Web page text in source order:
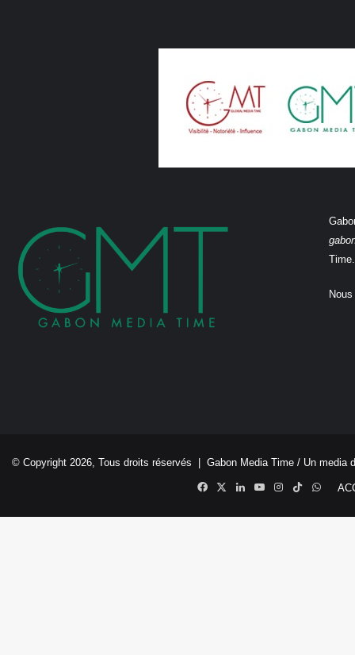
Time.
© Copyright 2026, Tous droits réservés | Gabon Media Time / Un media
Facebook
X LinkedinYouTubeInstagram
TikTok